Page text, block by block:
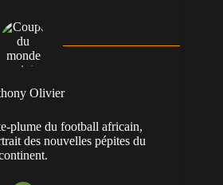
Olivier
plume du football africain,
des nouvelles pépites du